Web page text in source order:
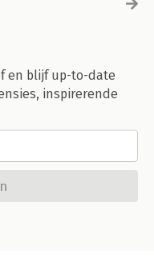
en blijf up-to-date
inspirerende